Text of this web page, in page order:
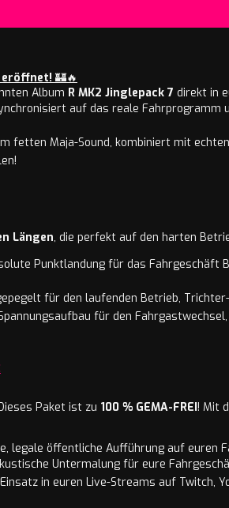
eröffnet! 🏰🔥
Album R MK2 Jinglepack 7 direkt in
auf das reale
Maja-Sound, kombiniert mit
Längen, die perfekt auf den harten
Punktlandung für das Fahrgeschäft
für den laufenden Betrieb,
für den
Paket ist zu 100 % GEMA-FREI! Mit
legale öffentliche Aufführung auf euren
Untermalung für eure
in euren Live-Streams auf Twitch,